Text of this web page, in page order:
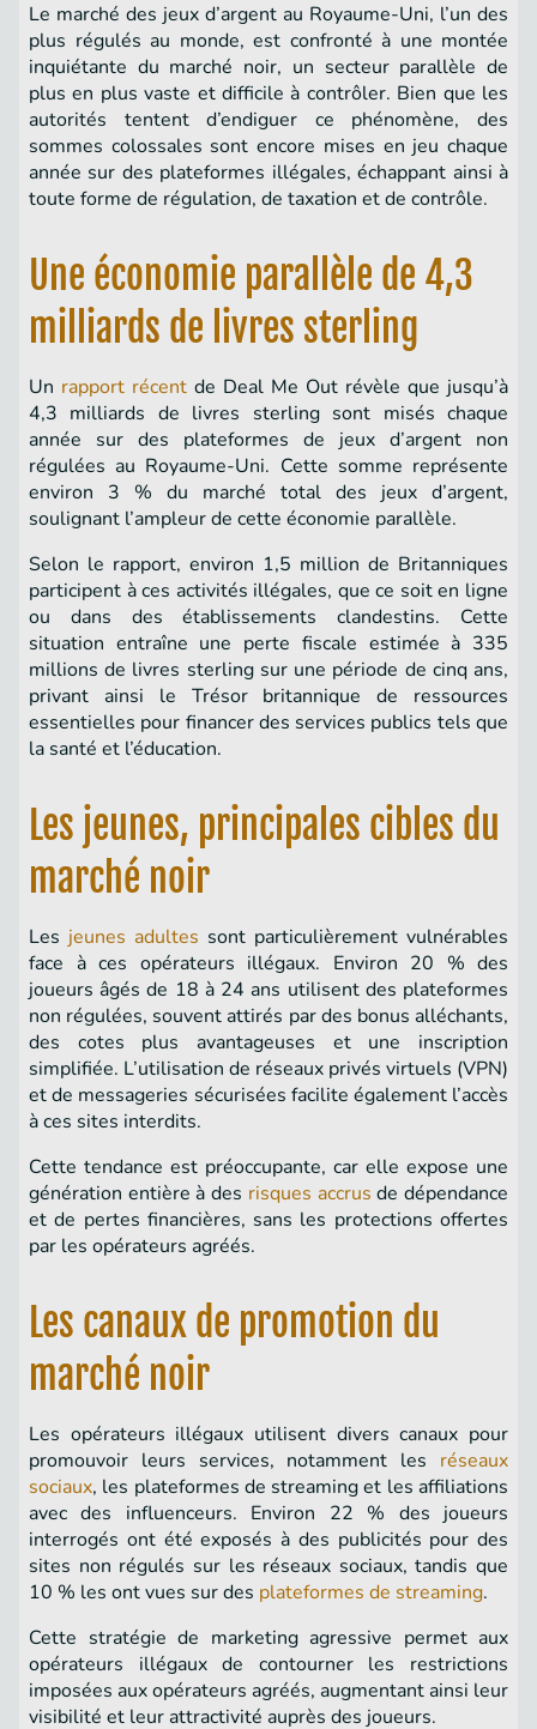
Le marché des jeux d’argent au Royaume-Uni, l’un des
plus régulés au monde, est confronté à une montée
inquiétante du marché noir, un secteur parallèle de
plus en plus vaste et difficile à contrôler. Bien que les
autorités tentent d’endiguer ce phénomène, des
sommes colossales sont encore mises en jeu chaque
année sur des plateformes illégales, échappant ainsi à
toute forme de régulation, de taxation et de contrôle.
Une économie parallèle de 4,3
milliards de livres sterling
Un rapport récent de Deal Me Out révèle que jusqu’à
4,3 milliards de livres sterling sont misés chaque
année sur des plateformes de jeux d’argent non
régulées au Royaume-Uni. Cette somme représente
environ 3 % du marché total des jeux d’argent,
soulignant l’ampleur de cette économie parallèle.
Selon le rapport, environ 1,5 million de Britanniques
participent à ces activités illégales, que ce soit en ligne
ou dans des établissements clandestins. Cette
situation entraîne une perte fiscale estimée à 335
millions de livres sterling sur une période de cinq ans,
privant ainsi le Trésor britannique de ressources
essentielles pour financer des services publics tels que
la santé et l’éducation.
Les jeunes, principales cibles du
marché noir
Les jeunes adultes sont particulièrement vulnérables
face à ces opérateurs illégaux. Environ 20 % des
joueurs âgés de 18 à 24 ans utilisent des plateformes
non régulées, souvent attirés par des bonus alléchants,
des cotes plus avantageuses et une inscription
simplifiée. L’utilisation de réseaux privés virtuels (VPN)
et de messageries sécurisées facilite également l’accès
à ces sites interdits.
Cette tendance est préoccupante, car elle expose une
génération entière à des risques accrus de dépendance
et de pertes financières, sans les protections offertes
par les opérateurs agréés.
Les canaux de promotion du
marché noir
Les opérateurs illégaux utilisent divers canaux pour
promouvoir leurs services, notamment les réseaux
sociaux, les plateformes de streaming et les affiliations
avec des influenceurs. Environ 22 % des joueurs
interrogés ont été exposés à des publicités pour des
sites non régulés sur les réseaux sociaux, tandis que
10 % les ont vues sur des plateformes de streaming.
Cette stratégie de marketing agressive permet aux
opérateurs illégaux de contourner les restrictions
imposées aux opérateurs agréés, augmentant ainsi leur
visibilité et leur attractivité auprès des joueurs.